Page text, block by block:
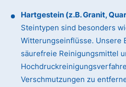
Hartgestein (z.B. Granit,
Steintypen sind besonders
Witterungseinflüsse. Unsere
säurefreie Reinigungsmittel
Verschmutzungen zu